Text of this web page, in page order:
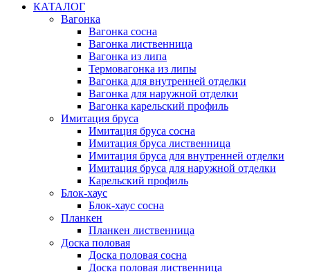
КАТАЛОГ
Вагонка
Вагонка сосна
Вагонка лиственница
Вагонка из липа
Термовагонка из липы
Вагонка для внутренней отделки
Вагонка для наружной отделки
Вагонка карельский профиль
Имитация бруса
Имитация бруса сосна
Имитация бруса лиственница
Имитация бруса для внутренней отделки
Имитация бруса для наружной отделки
Карельский профиль
Блок-хаус
Блок-хаус сосна
Планкен
Планкен лиственница
Доска половая
Доска половая сосна
Доска половая лиственница